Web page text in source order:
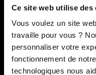
Ce site web utilise des
Vous voulez un site
travaille pour vous ?
personnaliser votre
fonctionnement de
technologiques nous
Paiements
Livraisons
Comment renvoyer des